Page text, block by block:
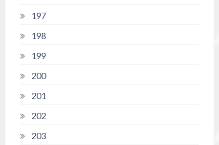
197
198
199
200
201
202
203